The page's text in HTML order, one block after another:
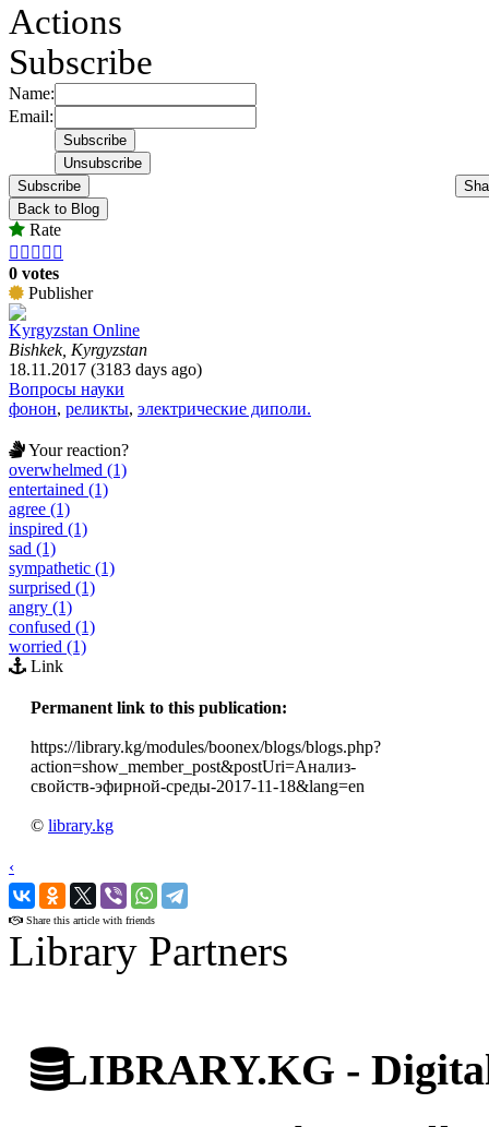
Actions
Subscribe
Name:
Email:
Subscribe
Back to Blog
Rate
    
0 votes
Publisher
Kyrgyzstan Online
Bishkek, Kyrgyzstan
18.11.2017 (3183 days ago)
Вопросы науки
фонон, реликты, электрические диполи.
Your reaction?
overwhelmed (1)
entertained (1)
agree (1)
inspired (1)
sad (1)
sympathetic (1)
surprised (1)
angry (1)
confused (1)
worried (1)
Link
Permanent link to this publication:
https://library.kg/modules/boonex/blogs/blogs.php?
action=show_member_post&postUri=Анализ-
свойств-эфирной-среды-2017-11-18&lang=en
© library.kg
‹
›
Share this article with friends
Library Partners
LIBRARY.KG -